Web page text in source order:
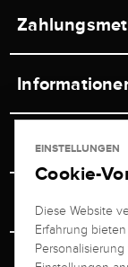
Ladengeschäft
Versand &
Ratgeber
Service
Retouren-
Juwelier
Über uns
EINSTELLUNGEN
Cookie-
Diese Website
Erfahrung